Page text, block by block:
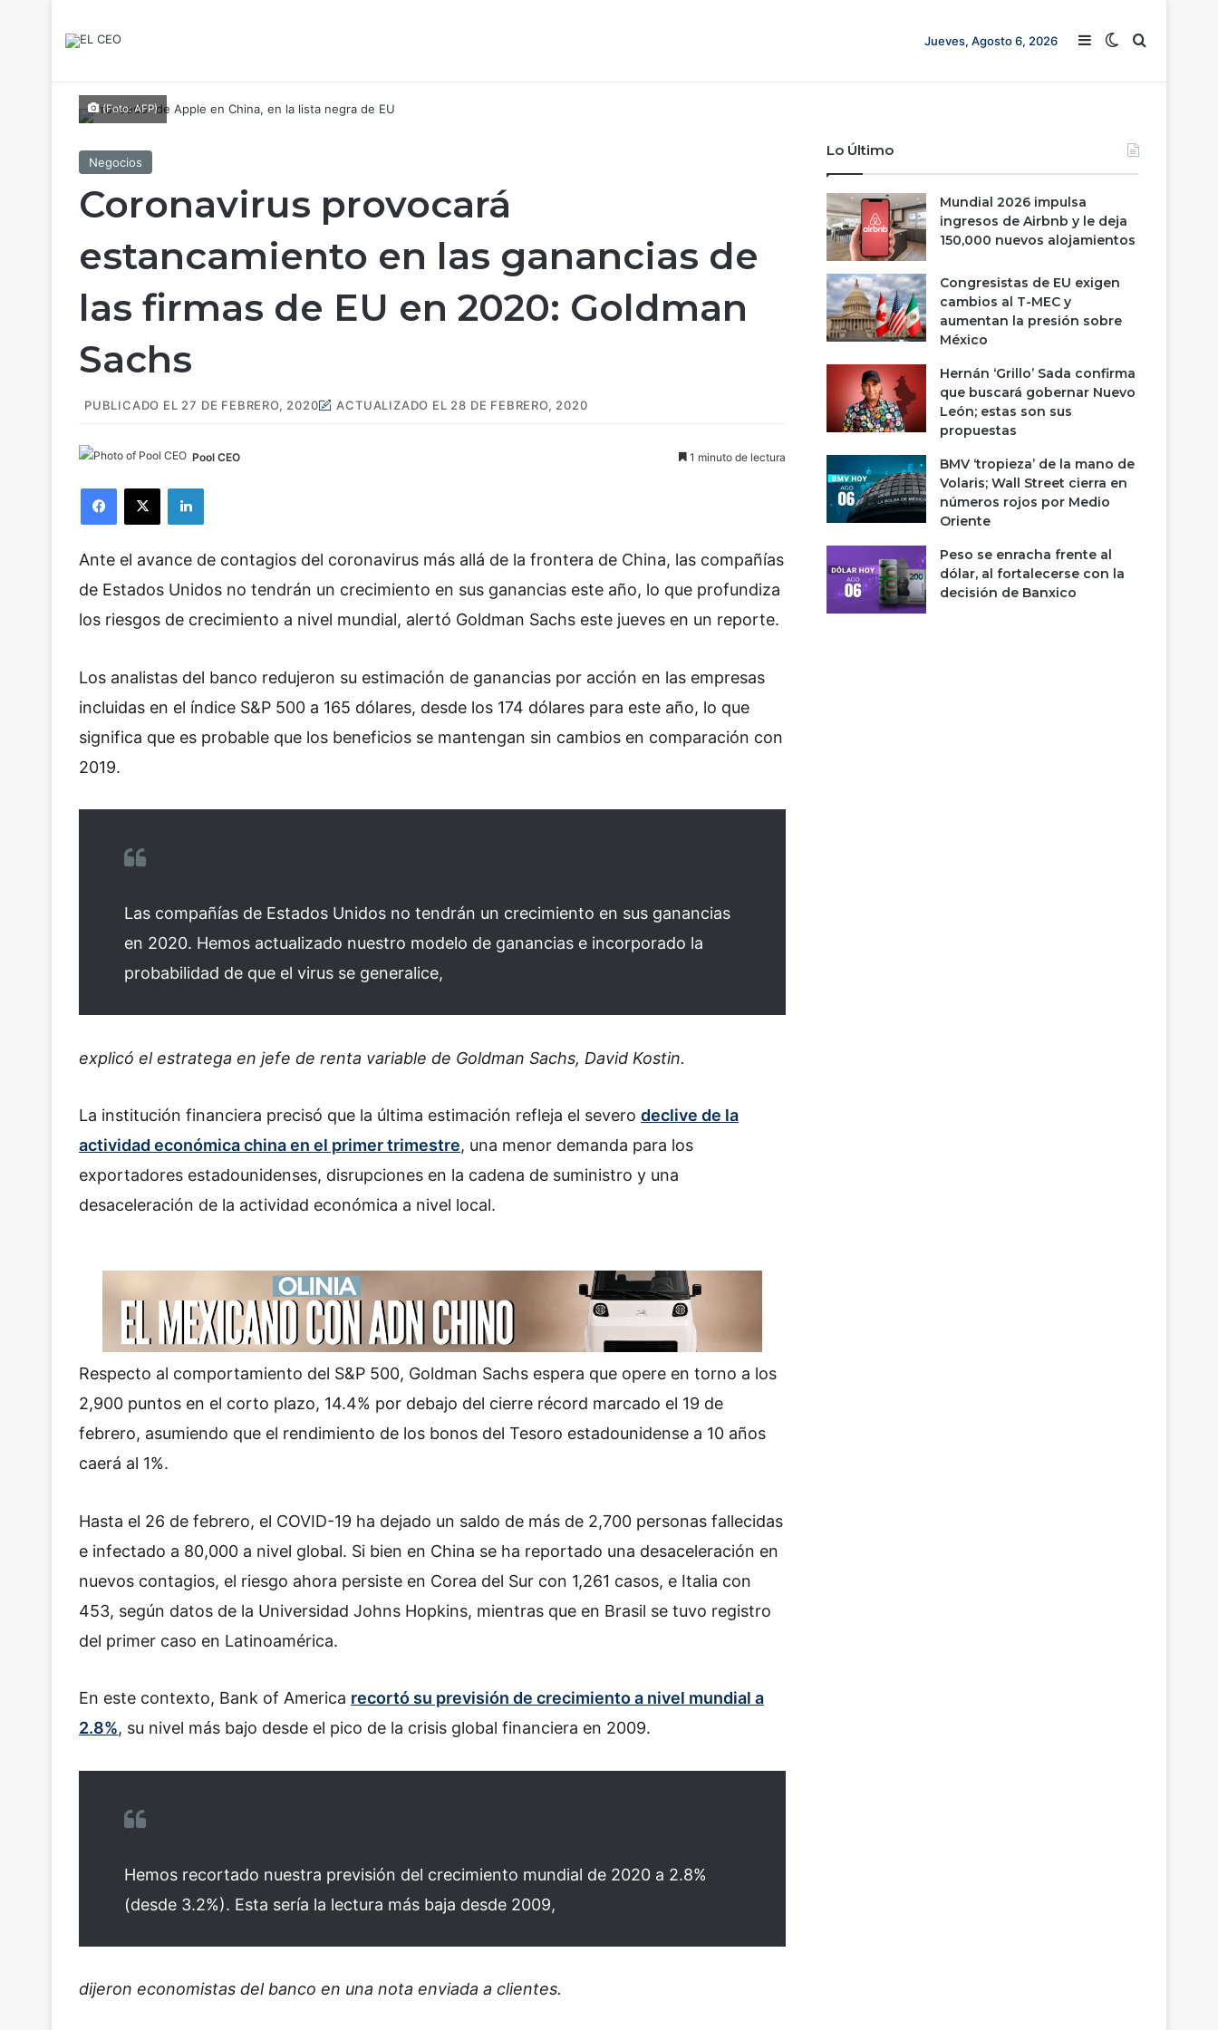
Jueves, Agosto 6, 2026 Barra lateral
Switch skin
Buscar
(Foto: AFP)
Negocios
Coronavirus provocará
estancamiento en las ganancias de
las firmas de EU en 2020: Goldman
Sachs
PUBLICADO EL 27 DE FEBRERO, 2020 ACTUALIZADO EL 28 DE FEBRERO, 2020
Pool CEO 1 minuto de lectura
Ante el avance de contagios del coronavirus más allá de la frontera de China, las compañías
de Estados Unidos no tendrán un crecimiento en sus ganancias este año, lo que profundiza
los riesgos de crecimiento a nivel mundial, alertó Goldman Sachs este jueves en un reporte.
Los analistas del banco redujeron su estimación de ganancias por acción en las empresas
incluidas en el índice S&P 500 a 165 dólares, desde los 174 dólares para este año, lo que
significa que es probable que los beneficios se mantengan sin cambios en comparación con
2019.
Las compañías de Estados Unidos no tendrán un crecimiento en sus ganancias
en 2020. Hemos actualizado nuestro modelo de ganancias e incorporado la
probabilidad de que el virus se generalice,
explicó el estratega en jefe de renta variable de Goldman Sachs, David Kostin.
La institución financiera precisó que la última estimación refleja el severo declive de la
actividad económica china en el primer trimestre, una menor demanda para los
exportadores estadounidenses, disrupciones en la cadena de suministro y una
desaceleración de la actividad económica a nivel local.
Respecto al comportamiento del S&P 500, Goldman Sachs espera que opere en torno a los
2,900 puntos en el corto plazo, 14.4% por debajo del cierre récord marcado el 19 de
febrero, asumiendo que el rendimiento de los bonos del Tesoro estadounidense a 10 años
caerá al 1%.
Hasta el 26 de febrero, el COVID-19 ha dejado un saldo de más de 2,700 personas fallecidas
e infectado a 80,000 a nivel global. Si bien en China se ha reportado una desaceleración en
nuevos contagios, el riesgo ahora persiste en Corea del Sur con 1,261 casos, e Italia con
453, según datos de la Universidad Johns Hopkins, mientras que en Brasil se tuvo registro
del primer caso en Latinoamérica.
En este contexto, Bank of America recortó su previsión de crecimiento a nivel mundial a
2.8%, su nivel más bajo desde el pico de la crisis global financiera en 2009.
Hemos recortado nuestra previsión del crecimiento mundial de 2020 a 2.8%
(desde 3.2%). Esta sería la lectura más baja desde 2009,
dijeron economistas del banco en una nota enviada a clientes.
Lo Último
Mundial 2026 impulsa
ingresos de Airbnb y le deja
150,000 nuevos alojamientos
Congresistas de EU exigen
cambios al T-MEC y
aumentan la presión sobre
México
Hernán ‘Grillo’ Sada confirma
que buscará gobernar Nuevo
León; estas son sus
propuestas
BMV ‘tropieza’ de la mano de
Volaris; Wall Street cierra en
números rojos por Medio
Oriente
Peso se enracha frente al
dólar, al fortalecerse con la
decisión de Banxico